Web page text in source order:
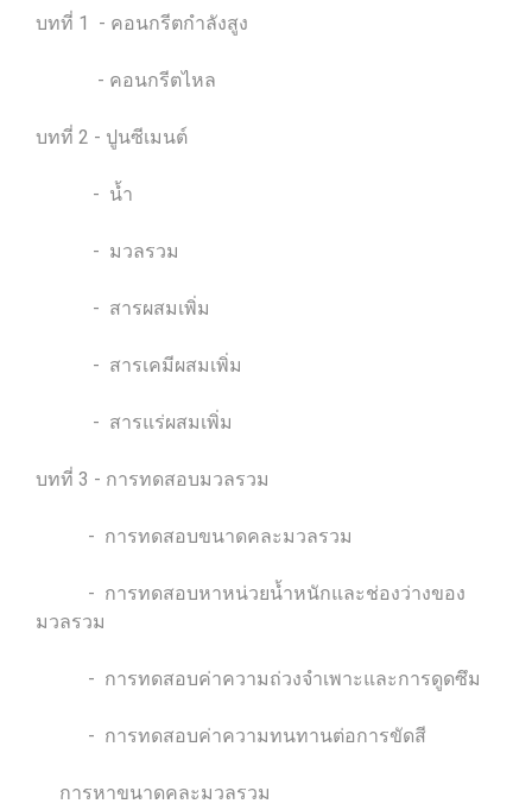
บทที่ 1 - คอนกรีตกำลังสูง
- คอนกรีตไหล
บทที่ 2 - ปูนซีเมนต์
- น้ำ
- มวลรวม
- สารผสมเพิ่ม
- สารเคมีผสมเพิ่ม
- สารแร่ผสมเพิ่ม
บทที่ 3 - การทดสอบมวลรวม
- การทดสอบขนาดคละมวลรวม
- การทดสอบหาหน่วยน้ำหนักและช่องว่างของ
มวลรวม
- การทดสอบค่าความถ่วงจำเพาะและการดูดซึม
- การทดสอบค่าความทนทานต่อการขัดสี
การหาขนาดคละมวลรวม